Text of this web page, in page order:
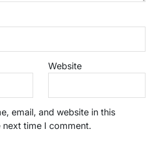
Website
email, and website in this
time I comment.